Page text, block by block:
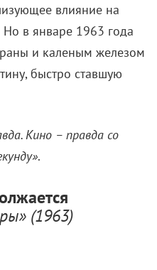
влияние на
в январе 1963 года
и каленым железом
быстро ставшую
Кино – правда со
.
(1963)